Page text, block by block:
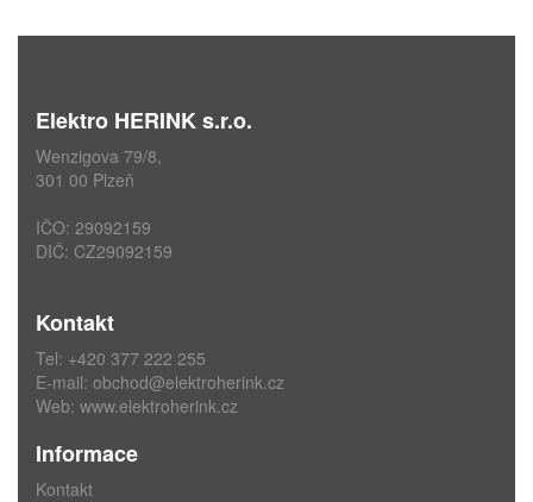
Elektro HERINK s.r.o.
Wenzigova 79/8,
301 00 Plzeň
IČO: 29092159
DIČ: CZ29092159
Kontakt
Tel: +420 377 222 255
E-mail: obchod@elektroherink.cz
Web: www.elektroherink.cz
Informace
Kontakt